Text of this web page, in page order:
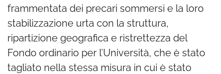
frammentata dei precari sommersi e la loro
stabilizzazione urta con la struttura,
ripartizione geografica e ristrettezza del
Fondo ordinario per l’Università, che è stato
tagliato nella stessa misura in cui è stato